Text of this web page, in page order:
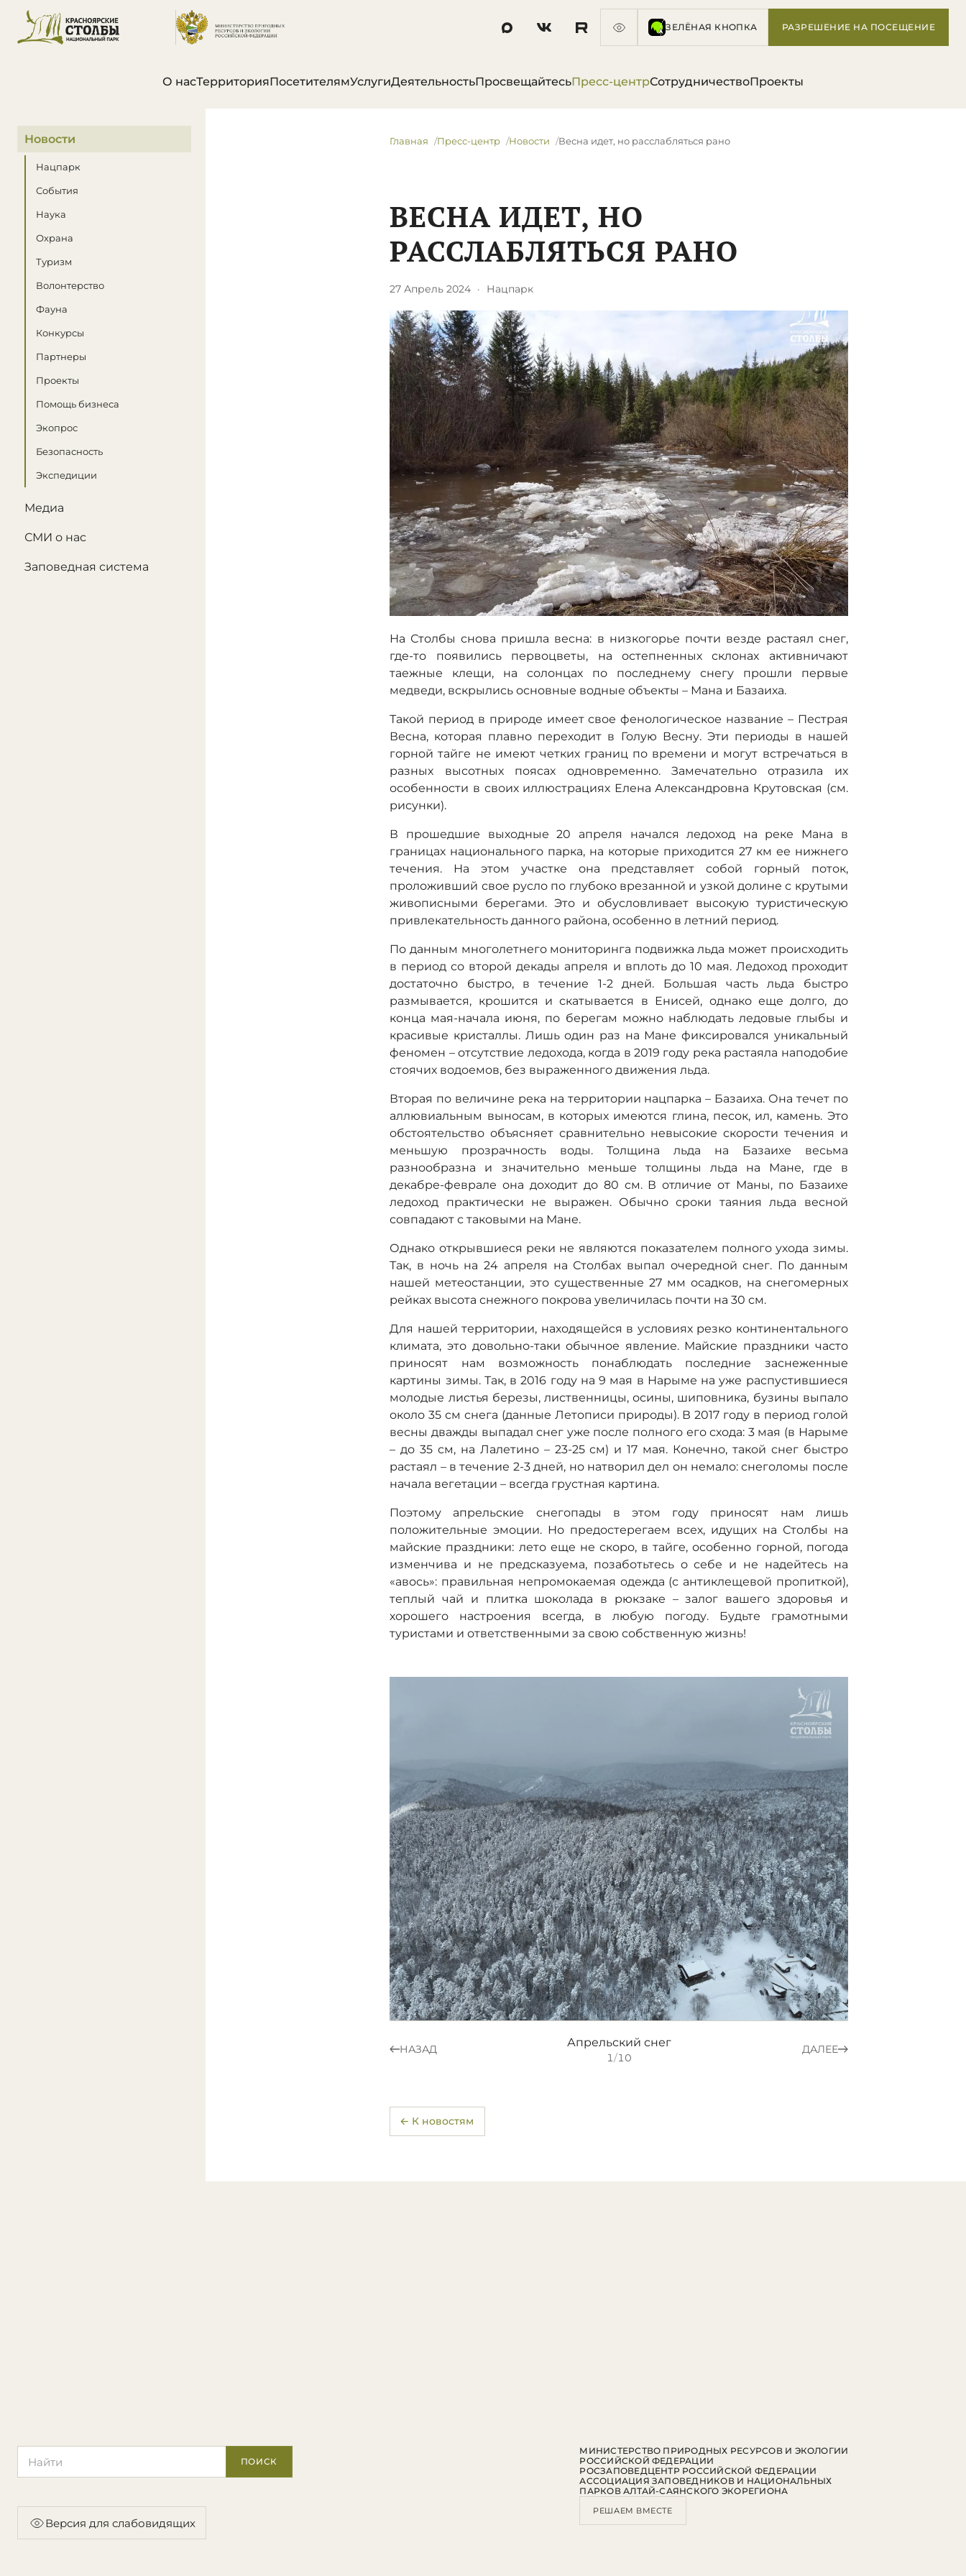
ЗЕЛЁНАЯ КНОПКА РАЗРЕШЕНИЕ НА ПОСЕЩЕНИЕ
О насТерриторияПосетителямУслугиДеятельностьПросвещайтесьПресс-центрСотрудничествоПроекты
В этом разделе
Новости
Нацпарк
События
Наука
Охрана
Туризм
Волонтерство
Фауна
Конкурсы
Партнеры
Проекты
Помощь бизнеса
Экопрос
Безопасность
Экспедиции
Медиа
СМИ о нас
Заповедная система
Главная Пресс-центр Новости ​Весна идет, но расслабляться рано
​ВЕСНА ИДЕТ, НО
РАССЛАБЛЯТЬСЯ РАНО
27 Апрель 2024 · Нацпарк
На Столбы снова пришла весна: в низкогорье почти везде растаял снег,
где-то появились первоцветы, на остепненных склонах активничают
таежные клещи, на солонцах по последнему снегу прошли первые
медведи, вскрылись основные водные объекты – Мана и Базаиха.
Такой период в природе имеет свое фенологическое название – Пестрая
Весна, которая плавно переходит в Голую Весну. Эти периоды в нашей
горной тайге не имеют четких границ по времени и могут встречаться в
разных высотных поясах одновременно. Замечательно отразила их
особенности в своих иллюстрациях Елена Александровна Крутовская (см.
рисунки).
В прошедшие выходные 20 апреля начался ледоход на реке Мана в
границах национального парка, на которые приходится 27 км ее нижнего
течения. На этом участке она представляет собой горный поток,
проложивший свое русло по глубоко врезанной и узкой долине с крутыми
живописными берегами. Это и обусловливает высокую туристическую
привлекательность данного района, особенно в летний период.
По данным многолетнего мониторинга подвижка льда может происходить
в период со второй декады апреля и вплоть до 10 мая. Ледоход проходит
достаточно быстро, в течение 1-2 дней. Большая часть льда быстро
размывается, крошится и скатывается в Енисей, однако еще долго, до
конца мая-начала июня, по берегам можно наблюдать ледовые глыбы и
красивые кристаллы. Лишь один раз на Мане фиксировался уникальный
феномен – отсутствие ледохода, когда в 2019 году река растаяла наподобие
стоячих водоемов, без выраженного движения льда.
Вторая по величине река на территории нацпарка – Базаиха. Она течет по
аллювиальным выносам, в которых имеются глина, песок, ил, камень. Это
обстоятельство объясняет сравнительно невысокие скорости течения и
меньшую прозрачность воды. Толщина льда на Базаихе весьма
разнообразна и значительно меньше толщины льда на Мане, где в
декабре-феврале она доходит до 80 см. В отличие от Маны, по Базаихе
ледоход практически не выражен. Обычно сроки таяния льда весной
совпадают с таковыми на Мане.
Однако открывшиеся реки не являются показателем полного ухода зимы.
Так, в ночь на 24 апреля на Столбах выпал очередной снег. По данным
нашей метеостанции, это существенные 27 мм осадков, на снегомерных
рейках высота снежного покрова увеличилась почти на 30 см.
Для нашей территории, находящейся в условиях резко континентального
климата, это довольно-таки обычное явление. Майские праздники часто
приносят нам возможность понаблюдать последние заснеженные
картины зимы. Так, в 2016 году на 9 мая в Нарыме на уже распустившиеся
молодые листья березы, лиственницы, осины, шиповника, бузины выпало
около 35 см снега (данные Летописи природы). В 2017 году в период голой
весны дважды выпадал снег уже после полного его схода: 3 мая (в Нарыме
– до 35 см, на Лалетино – 23-25 см) и 17 мая. Конечно, такой снег быстро
растаял – в течение 2-3 дней, но натворил дел он немало: снеголомы после
начала вегетации – всегда грустная картина.
Поэтому апрельские снегопады в этом году приносят нам лишь
положительные эмоции. Но предостерегаем всех, идущих на Столбы на
майские праздники: лето еще не скоро, в тайге, особенно горной, погода
изменчива и не предсказуема, позаботьтесь о себе и не надейтесь на
«авось»: правильная непромокаемая одежда (с антиклещевой пропиткой),
теплый чай и плитка шоколада в рюкзаке – залог вашего здоровья и
хорошего настроения всегда, в любую погоду. Будьте грамотными
туристами и ответственными за свою собственную жизнь!
НАЗАД
Апрельский снег
1/10
ДАЛЕЕ
← К новостям
ПОИСК
Версия для слабовидящих
МИНИСТЕРСТВО ПРИРОДНЫХ РЕСУРСОВ И ЭКОЛОГИИ
РОССИЙСКОЙ ФЕДЕРАЦИИ
РОСЗАПОВЕДЦЕНТР РОССИЙСКОЙ ФЕДЕРАЦИИ
АССОЦИАЦИЯ ЗАПОВЕДНИКОВ И НАЦИОНАЛЬНЫХ
ПАРКОВ АЛТАЙ-САЯНСКОГО ЭКОРЕГИОНА
РЕШАЕМ ВМЕСТЕ